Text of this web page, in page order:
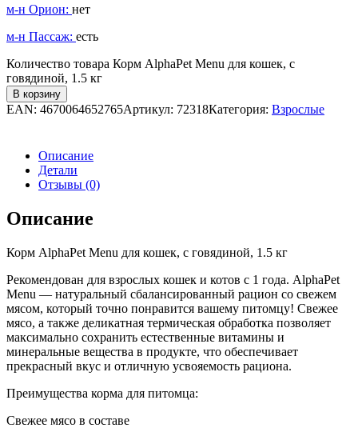
м-н Орион: нет
м-н Пассаж: есть
Количество товара Корм AlphaPet Menu для кошек, c
говядиной, 1.5 кг
В корзину
EAN: 4670064652765Артикул: 72318Категория: Взрослые
Описание
Детали
Отзывы (0)
Описание
Корм AlphaPet Menu для кошек, c говядиной, 1.5 кг
Рекомендован для взрослых кошек и котов с 1 года. AlphaPet
Menu — натуральный сбалансированный рацион со свежем
мясом, который точно понравится вашему питомцу! Свежее
мясо, а также деликатная термическая обработка позволяет
максимально сохранить естественные витамины и
минеральные вещества в продукте, что обеспечивает
прекрасный вкус и отличную усвояемость рациона.
Преимущества корма для питомца:
Свежее мясо в составе